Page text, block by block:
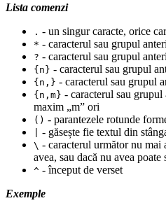
Lista comenzi
. - un singur caracte, orice
* - caracterul sau grupul
? - caracterul sau grupul
{n} - caracterul sau grupul
{n,} - caracterul sau grupul
{n,m} - caracterul sau
maxim „m” ori
() - parantezele rotunde
- găsește fie textul din
\ - caracterul următor nu mai
avea, sau dacă nu avea poate
^ - început de verset
Exemple